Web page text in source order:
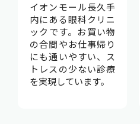
イオンモール長久手
内にある眼科クリニ
ックです。お買い物
の合間やお仕事帰り
にも通いやすい、ス
トレスの少ない診療
を実現しています。